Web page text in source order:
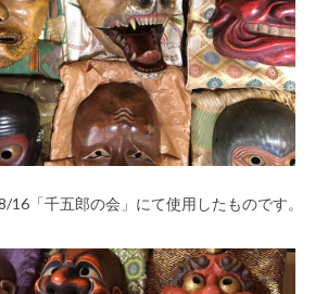
16「千五郎の会」にて使用したものです。